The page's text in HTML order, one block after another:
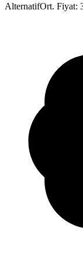
AlternatifOrt. Fiyat: